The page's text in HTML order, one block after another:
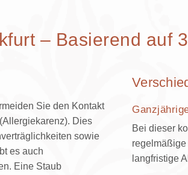
– Basierend auf
Sie den Kontakt
Dies
sowie
es auch
Eine Staub
Bei dieser
langfristige